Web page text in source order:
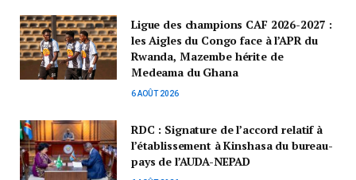
Ligue des champions CAF 2026-2027 :
les Aigles du Congo face à l’APR du
Rwanda, Mazembe hérite de
Medeama du Ghana
6 AOÛT 2026
RDC : Signature de l’accord relatif à
l’établissement à Kinshasa du bureau-
pays de l’AUDA-NEPAD